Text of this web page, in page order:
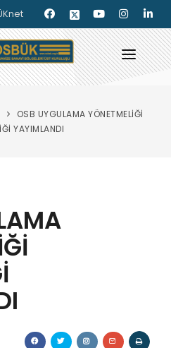
OSB UYGULAMA YÖNETMELİĞİ
YAYIMLANDI